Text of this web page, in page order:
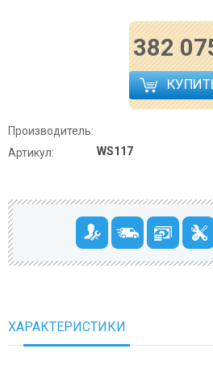
382
Производитель:
Артикул:
WS117
ХАРАКТЕРИСТИКИ